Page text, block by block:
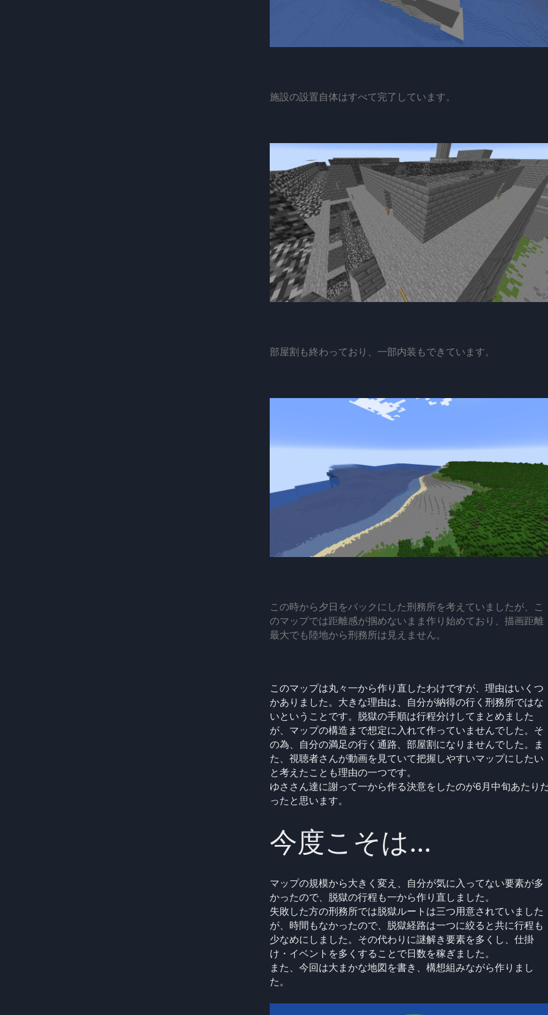
施設の設置自体はすべて完了しています。
部屋割も終わっており、一部内装もできています。
この時から夕日をバックにした刑務所を考えていましたが、こ
のマップでは距離感が掴めないまま作り始めており、描画距離
最大でも陸地から刑務所は見えません。
このマップは丸々一から作り直したわけですが、理由はいくつ
かありました。大きな理由は、自分が納得の行く刑務所ではな
いということです。脱獄の手順は行程分けしてまとめました
が、マップの構造まで想定に入れて作っていませんでした。そ
の為、自分の満足の行く通路、部屋割になりませんでした。ま
た、視聴者さんが動画を見ていて把握しやすいマップにしたい
と考えたことも理由の一つです。
ゆささん達に謝って一から作る決意をしたのが6月中旬あたり
ったと思います。
今度こそは...
マップの規模から大きく変え、自分が気に入ってない要素が多
かったので、脱獄の行程も一から作り直しました。
失敗した方の刑務所では脱獄ルートは三つ用意されていました
が、時間もなかったので、脱獄経路は一つに絞ると共に行程も
少なめにしました。その代わりに謎解き要素を多くし、仕掛
け・イベントを多くすることで日数を稼ぎました。
また、今回は大まかな地図を書き、構想組みながら作りまし
た。